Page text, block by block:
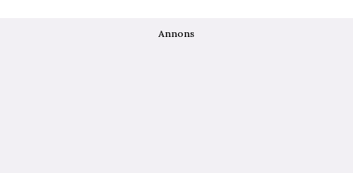
Annons